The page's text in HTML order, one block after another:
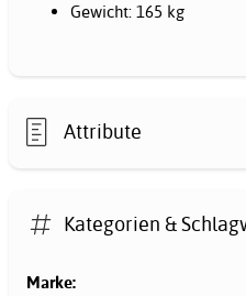
Gewicht: 165 kg
Attribute
Kategorien &
Marke: